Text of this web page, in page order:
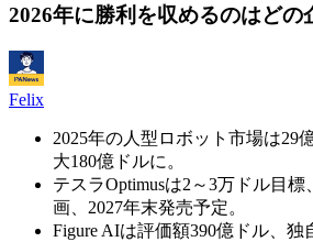
2026年に勝利を収めるのはどの
Felix
2025年の人型ロボット市場は29
大180億ドルに。
テスラOptimusは2～3万ドル目
画、2027年末発売予定。
Figure AIは評価額390億ドル、独